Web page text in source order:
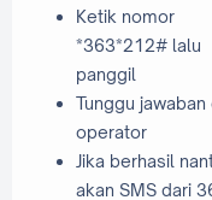
Ketik nomor
*363*212# lalu
panggil
Tunggu jawaban
operator
Jika berhasil
akan SMS dari